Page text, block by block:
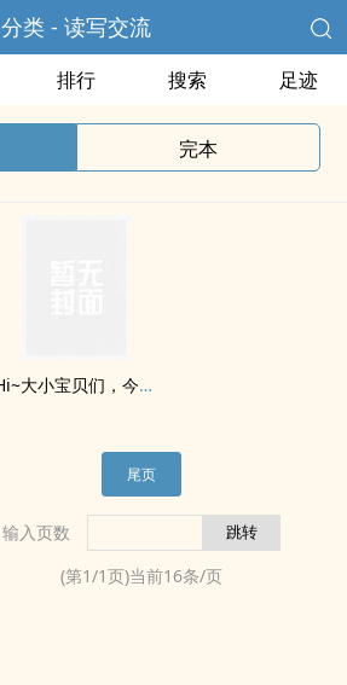
分类 - 读写交流
排行 搜索 足迹
完本
Hi~大小宝贝们，今天更新了幺？
尾页
输入页数
(第1/1页)当前16条/页